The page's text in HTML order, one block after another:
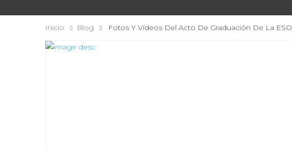
Inicio Blog Fotos Y Vídeos Del Acto De Graduación De La ESO